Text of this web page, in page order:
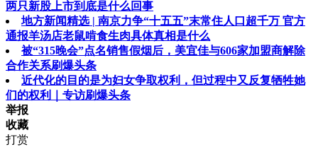
两只新股上市到底是什么回事
地方新闻精选 | 南京力争“十五五”末常住人口超千万 官方
通报羊汤店老鼠啃食生肉具体真相是什么
被“315晚会”点名销售假烟后，美宜佳与606家加盟商解除
合作关系刷爆头条
近代化的目的是为妇女争取权利，但过程中又反复牺牲她
们的权利｜专访刷爆头条
举报
收藏
打赏